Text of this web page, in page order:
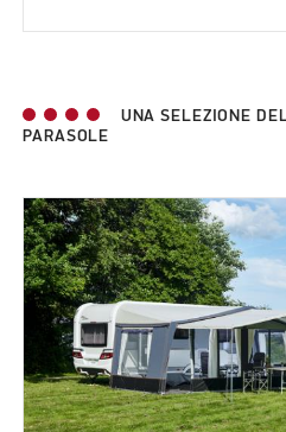
UNA SELEZIONE
PARASOLE